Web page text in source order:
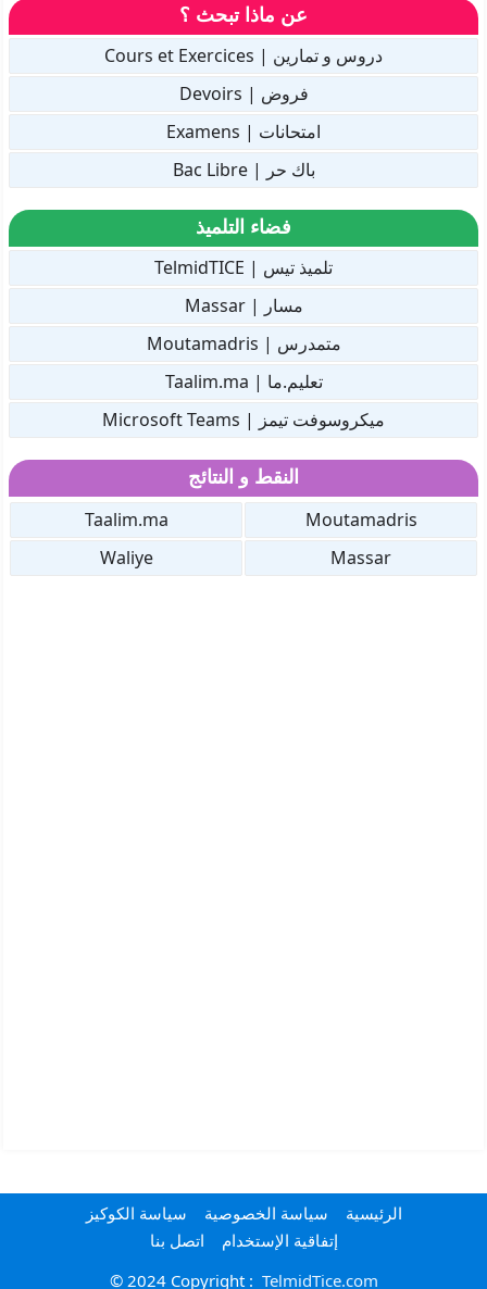
عن ماذا تبحث ؟
دروس و تمارين | Cours et Exercices
فروض | Devoirs
امتحانات | Examens
باك حر | Bac Libre
فضاء التلميذ
تلميذ تيس | TelmidTICE
مسار | Massar
متمدرس | Moutamadris
تعليم.ما | Taalim.ma
ميكروسوفت تيمز | Microsoft Teams
النقط و النتائج
Moutamadris
Taalim.ma
Massar
Waliye
الرئيسية سياسة الخصوصية
سياسة الكوكيز
إتفاقية الإستخدام
اتصل بنا
© 2024 Copyright : TelmidTice.com